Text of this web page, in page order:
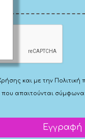
και με την Πολιτική
που απαιτούνται σύμφωνα
Εγγραφή